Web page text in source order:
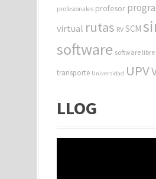
profesionales profesor
virtual rutas RV SCM
software software libre
transporte Universidad UPV
LLOG